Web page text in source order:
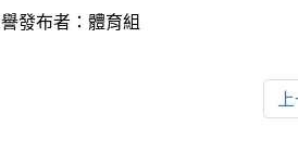
發布者：體育組